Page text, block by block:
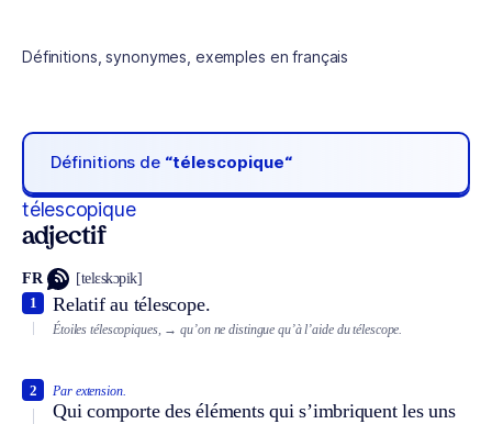
Définitions, synonymes, exemples en français
Définitions de “télescopique“
télescopique
adjectif
FR [telɛskɔpik]
Relatif au télescope.
1
Étoiles télescopiques, → qu’on ne distingue qu’à l’aide du télescope.
Par extension.
Qui comporte des éléments qui s’imbriquent les uns
2